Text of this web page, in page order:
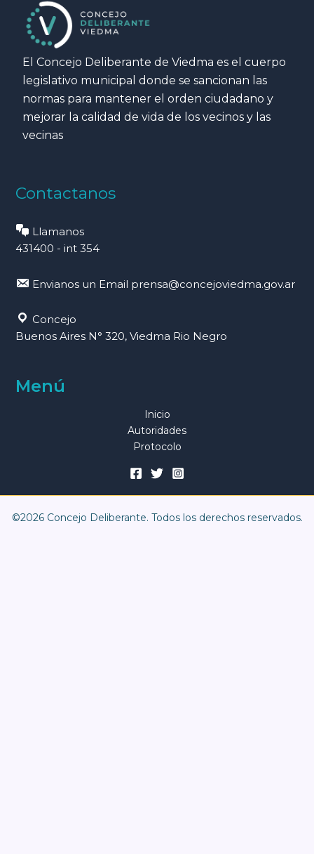
El Concejo Deliberante de Viedma es el cuerpo
legislativo municipal donde se sancionan las
normas para mantener el orden ciudadano y
mejorar la calidad de vida de los vecinos y las
vecinas
Contactanos
Llamanos
431400 - int 354
Envianos un Email prensa@concejoviedma.gov.ar
Concejo
Buenos Aires N° 320, Viedma Rio Negro
Menú
Inicio
Autoridades
Protocolo
©2026 Concejo Deliberante. Todos los derechos reservados.